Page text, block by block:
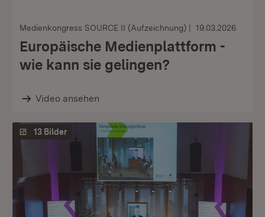
Medienkongress SOURCE II (Aufzeichnung) 19.03.2026
Europäische Medienplattform -
wie kann sie gelingen?
Video ansehen
13 Bilder